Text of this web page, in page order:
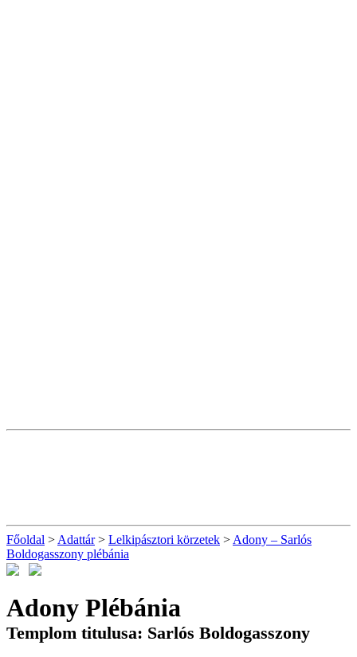
Főoldal > Adattár> Lelkipásztori körzetek > Adony – Sarlós
Boldogasszony plébánia
Adony Plébánia
Templom titulusa: Sarlós Boldogasszony